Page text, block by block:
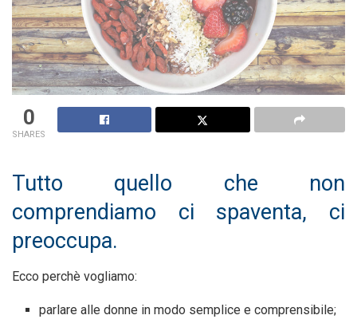
0
SHARES
Tutto quello che non
comprendiamo ci spaventa, ci
preoccupa.
Ecco perchè vogliamo:
parlare alle donne in modo semplice e comprensibile;